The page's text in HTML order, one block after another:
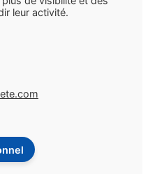
leur activité.